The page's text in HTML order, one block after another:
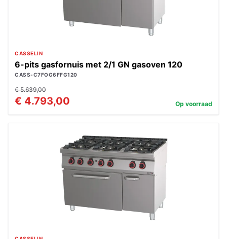
CASSELIN
6-pits gasfornuis met 2/1 GN gasoven 120
CASS-C7FOG6FFG120
€ 5.639,00
€ 4.793,00 Op voorraad